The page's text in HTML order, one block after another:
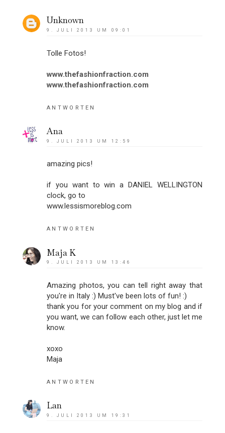
Unknown
9. JULI 2013 UM 09:01
Tolle Fotos!
www.thefashionfraction.com
www.thefashionfraction.com
ANTWORTEN
Ana
9. JULI 2013 UM 12:59
amazing pics!
if you want to win a DANIEL WELLINGTON
clock, go to
www.lessismoreblog.com
ANTWORTEN
Maja K
9. JULI 2013 UM 13:46
Amazing photos, you can tell right away that
you're in Italy :) Must've been lots of fun! :)
thank you for your comment on my blog and if
you want, we can follow each other, just let me
know.
xoxo
Maja
ANTWORTEN
Lan
9. JULI 2013 UM 19:31